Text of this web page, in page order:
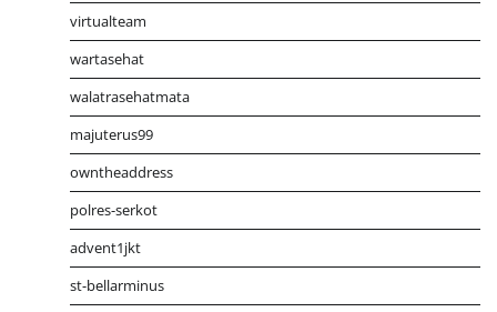
virtualteam
wartasehat
walatrasehatmata
majuterus99
owntheaddress
polres-serkot
advent1jkt
st-bellarminus